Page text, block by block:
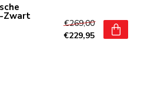
Zwart
€269,00
€229,95